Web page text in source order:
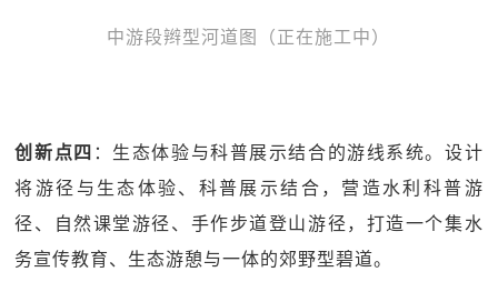
中游段辫型河道图（正在施工中）
创新点四 ：生态体验与科普展示结合的游线系统。设计
将游径与生态体验、科普展示结合，营造水利科普游
径、自然课堂游径、手作步道登山游径，打造一个集水
务宣传教育、生态游憩与一体的郊野型碧道。